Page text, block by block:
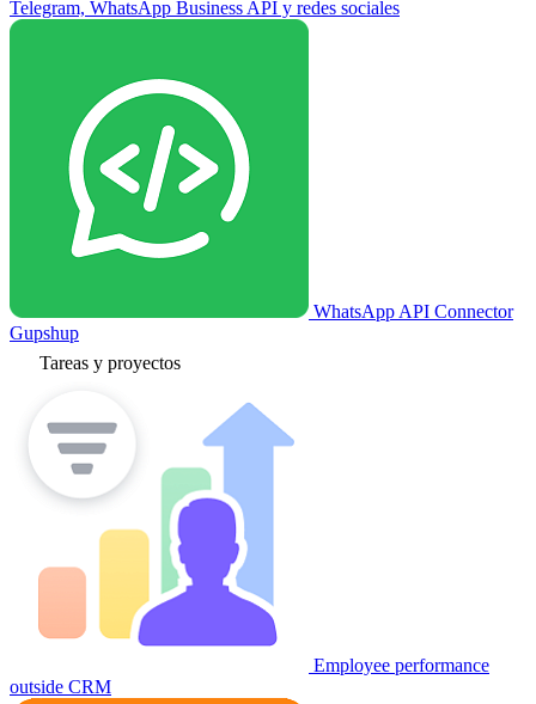
Telegram, WhatsApp Business API y redes sociales
WhatsApp API Connector
Gupshup
Tareas y proyectos
Employee performance
outside CRM